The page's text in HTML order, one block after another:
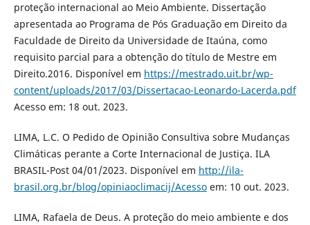
proteção internacional ao Meio Ambiente. Dissertação
apresentada ao Programa de Pós Graduação em Direito da
Faculdade de Direito da Universidade de Itaúna, como
requisito parcial para a obtenção do título de Mestre em
Direito.2016. Disponível em https://mestrado.uit.br/wp-
content/uploads/2017/03/Dissertacao-Leonardo-Lacerda.pdf
Acesso em: 18 out. 2023.
LIMA, L.C. O Pedido de Opinião Consultiva sobre Mudanças
Climáticas perante a Corte Internacional de Justiça. ILA
BRASIL-Post 04/01/2023. Disponível em http://ila-
brasil.org.br/blog/opiniaoclimacij/Acessoem: 10 out. 2023.
LIMA, Rafaela de Deus. A proteção do meio ambiente e dos